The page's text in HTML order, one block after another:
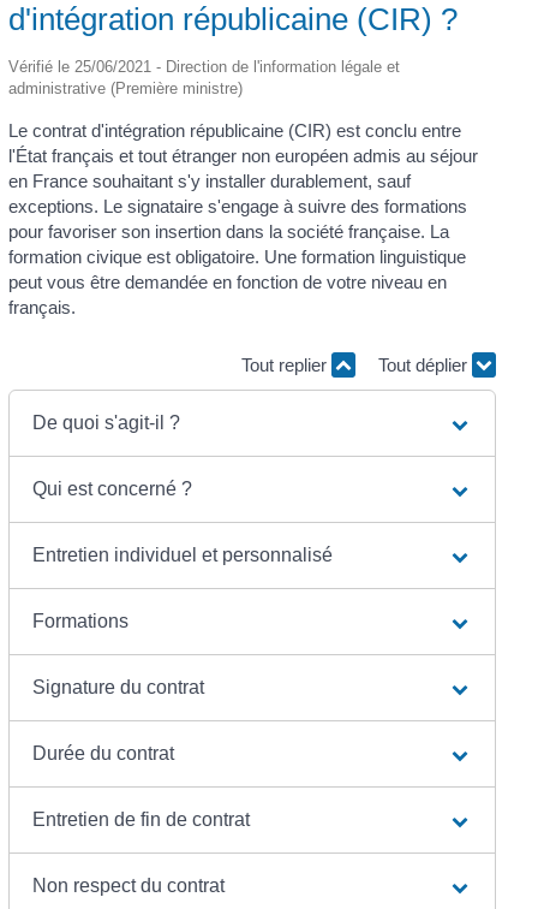
d'intégration républicaine (CIR) ?
Vérifié le 25/06/2021 - Direction de l'information légale et
administrative (Première ministre)
Le contrat d'intégration républicaine (CIR) est conclu entre
l'État français et tout étranger non européen admis au séjour
en France souhaitant s'y installer durablement, sauf
exceptions. Le signataire s'engage à suivre des formations
pour favoriser son insertion dans la société française. La
formation civique est obligatoire. Une formation linguistique
peut vous être demandée en fonction de votre niveau en
français.
Tout replier Tout déplier
De quoi s'agit-il ?
Qui est concerné ?
Entretien individuel et personnalisé
Formations
Signature du contrat
Durée du contrat
Entretien de fin de contrat
Non respect du contrat